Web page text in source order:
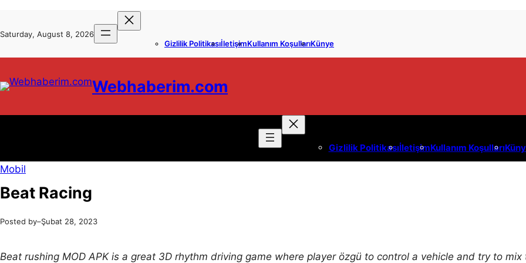
geç
to
Saturday, August 8, 2026
Gizlilik PolitikasıİletişimKullanım KoşullarıKünye
Webhaberim.com
Gizlilik PolitikasıİletişimKullanım Koşulları
Mobil
Beat Racing
Posted by–Şubat 28, 2023
Beat rushing MOD APK is a great 3D rhythm driving game where player özgü to control a vehicle and try to mix